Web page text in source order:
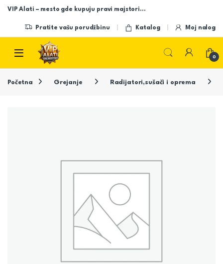
Skip to navigation
Skip to content
VIP Alati – mesto gde kupuju pravi majstori…
Pratite vašu porudžbinu Katalog Moj nalog
Open
0
Početna Grejanje Radijatori,sušači i oprema